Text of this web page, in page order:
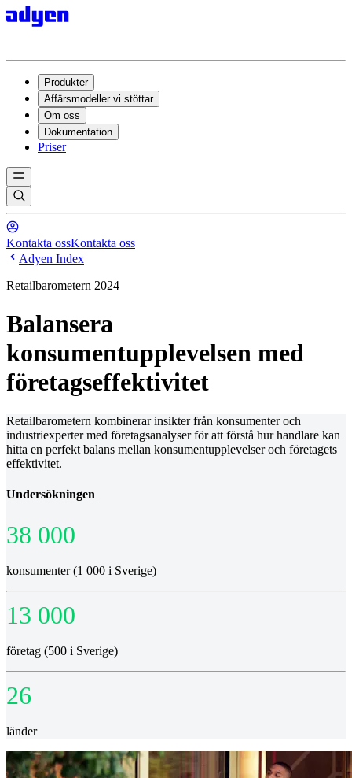
Produkter
Affärsmodeller vi stöttar
Om oss
Dokumentation
Priser
Kontakta ossKontakta oss
Adyen Index
Retailbarometern 2024
Balansera
konsumentupplevelsen med
företagseffektivitet
Retailbarometern kombinerar insikter från konsumenter och
industriexperter med företagsanalyser för att förstå hur handlare kan
hitta en perfekt balans mellan konsumentupplevelser och företagets
effektivitet.
Undersökningen
38 000
konsumenter (1 000 i Sverige)
13 000
företag (500 i Sverige)
26
länder